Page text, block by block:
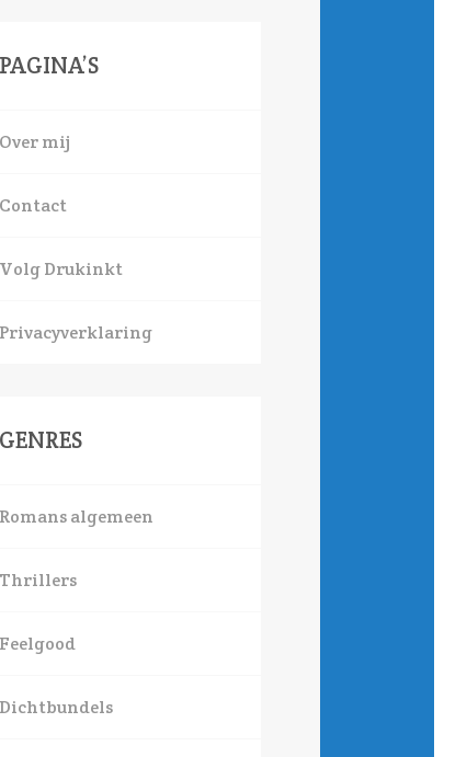
PAGINA’S
Over mij
Contact
Volg Drukinkt
Privacyverklaring
GENRES
Romans algemeen
Thrillers
Feelgood
Dichtbundels